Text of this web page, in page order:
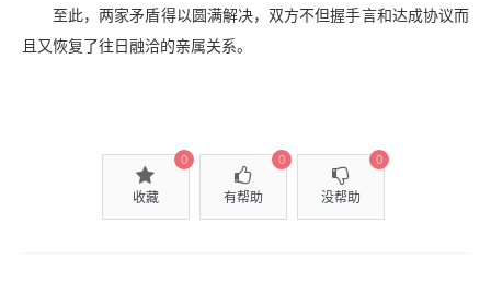
至此，两家矛盾得以圆满解决，双方不但握手言和达成协议而
且又恢复了往日融洽的亲属关系。
收藏
0
有帮助
0
没帮助
0